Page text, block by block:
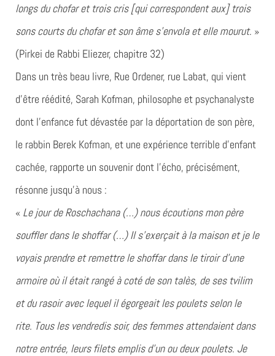
longs du chofar et trois cris [qui correspondent aux] trois
sons courts du chofar et son âme s’envola et elle mourut. »
(Pirkei de Rabbi Eliezer, chapitre 32)
Dans un très beau livre, Rue Ordener, rue Labat, qui vient
d’être réédité, Sarah Kofman, philosophe et psychanalyste
dont l’enfance fut dévastée par la déportation de son père,
le rabbin Berek Kofman, et une expérience terrible d’enfant
cachée, rapporte un souvenir dont l’écho, précisément,
résonne jusqu’à nous :
« Le jour de Roschachana (…) nous écoutions mon père
souffler dans le shoffar (…) Il s’exerçait à la maison et je le
voyais prendre et remettre le shoffar dans le tiroir d’une
armoire où il était rangé à coté de son talès, de ses tvilim
et du rasoir avec lequel il égorgeait les poulets selon le
rite. Tous les vendredis soir, des femmes attendaient dans
notre entrée, leurs filets emplis d’un ou deux poulets. Je